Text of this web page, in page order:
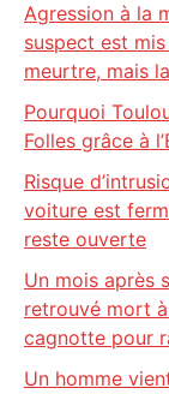
Agression à la
suspect est
meurtre, mais
Pourquoi
Folles grâce à
Risque
voiture est
reste ouverte
Un mois après
retrouvé mort
cagnotte pour
Un homme